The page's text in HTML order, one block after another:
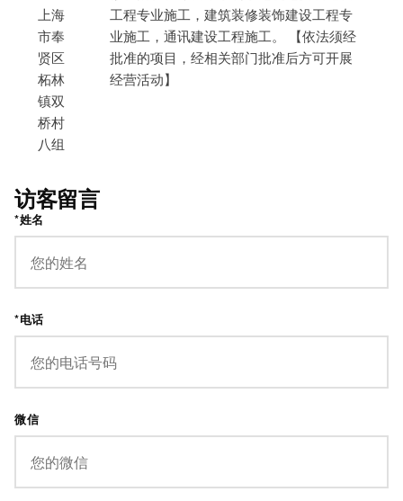
上海
市奉
贤区
柘林
镇双
桥村
八组
工程专业施工，建筑装修装饰建设工程专
业施工，通讯建设工程施工。 【依法须经
批准的项目，经相关部门批准后方可开展
经营活动】
访客留言
*姓名
*电话
微信